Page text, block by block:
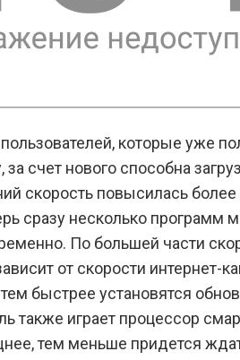
которые уже
счет нового способна
скорость повысилась
сразу несколько программ
По большей части
от скорости интернет-
быстрее установятся
также играет процессор
тем меньше придется